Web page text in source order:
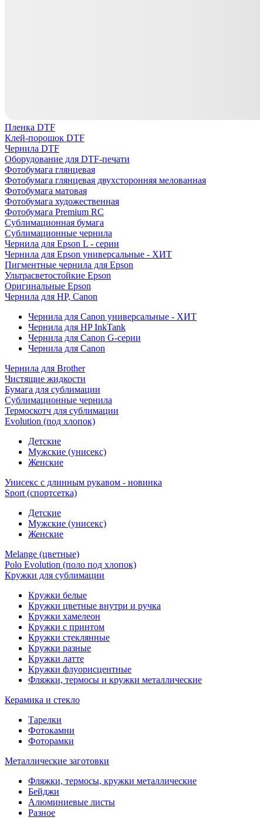
Пленка DTF
Клей-порошок DTF
Чернила DTF
Оборудование для DTF-печати
Фотобумага глянцевая
Фотобумага глянцевая двухсторонняя мелованная
Фотобумага матовая
Фотобумага художественная
Фотобумага Premium RC
Сублимационная бумага
Сублимационные чернила
Чернила для Epson L - серии
Чернила для Epson универсальные - ХИТ
Пигментные чернила для Epson
Ультрасветостойкие Epson
Оригинальные Epson
Чернила для HP, Canon
Чернила для Canon универсальные - ХИТ
Чернила для HP InkTank
Чернила для Canon G-серии
Чернила для Canon
Чернила для Brother
Чистящие жидкости
Бумага для сублимации
Сублимационные чернила
Термоскотч для сублимации
Evolution (под хлопок)
Детские
Мужские (унисекс)
Женские
Унисекс с длинным рукавом - новинка
Sport (спортсетка)
Детские
Мужские (унисекс)
Женские
Melange (цветные)
Polo Evolution (поло под хлопок)
Кружки для сублимации
Кружки белые
Кружки цветные внутри и ручка
Кружки хамелеон
Кружки c принтом
Кружки стеклянные
Кружки разные
Кружки латте
Кружки флуорисцентные
Фляжки, термосы и кружки металлические
Керамика и стекло
Тарелки
Фотокамни
Фоторамки
Металлические заготовки
Фляжки, термосы, кружки металлические
Бейджи
Алюминиевые листы
Разное